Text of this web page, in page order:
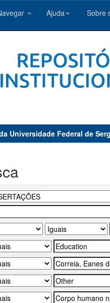
Ajuda Sobre
Universidade Federal de